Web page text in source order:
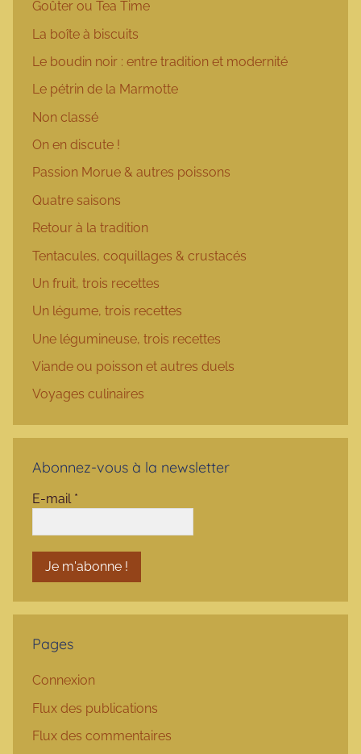
Goûter ou Tea Time
La boîte à biscuits
Le boudin noir : entre tradition et modernité
Le pétrin de la Marmotte
Non classé
On en discute !
Passion Morue & autres poissons
Quatre saisons
Retour à la tradition
Tentacules, coquillages & crustacés
Un fruit, trois recettes
Un légume, trois recettes
Une légumineuse, trois recettes
Viande ou poisson et autres duels
Voyages culinaires
Abonnez-vous à la newsletter
E-mail *
Pages
Connexion
Flux des publications
Flux des commentaires